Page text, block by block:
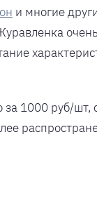
и многие
за 1000 руб/